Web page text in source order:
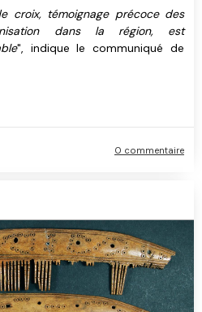
croix, témoignage précoce des
dans la région, est
", indique le communiqué de
0 commentaire